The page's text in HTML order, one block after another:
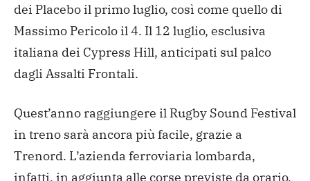
dei Placebo il primo luglio, così come quello di
Massimo Pericolo il 4. Il 12 luglio, esclusiva
italiana dei Cypress Hill, anticipati sul palco
dagli Assalti Frontali.
Quest’anno raggiungere il Rugby Sound Festival
in treno sarà ancora più facile, grazie a
Trenord. L’azienda ferroviaria lombarda,
infatti, in aggiunta alle corse previste da orario,